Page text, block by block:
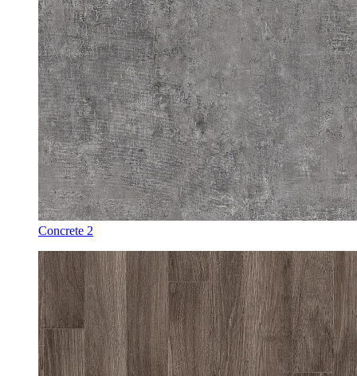
Concrete 2